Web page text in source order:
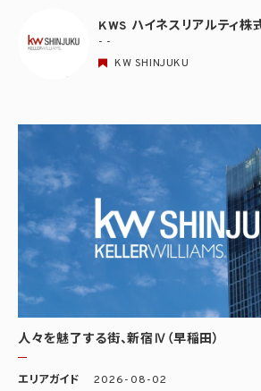
KWS ハイネスリアルティ株
- -
KW SHINJUKU
人々を魅了する街、新宿Ⅳ（早稲田）
エリアガイド 2026-08-02